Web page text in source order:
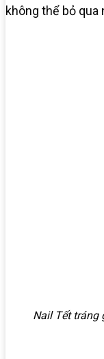
không thể bỏ
Nail Tết tráng